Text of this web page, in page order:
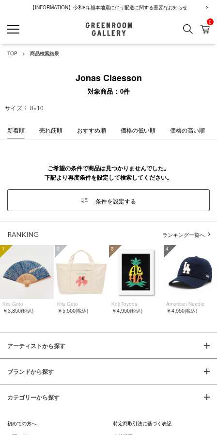
【INFORMATION】令和8年熊本地震に伴う配送に関する重要なお知らせ
検索 カ
0
TOP 商品検索結果
Jonas Claesson
対象商品 0件
サイズ 8×10
新着順 売れ筋順 おすすめ順 価格の低い順 価格の高い順
ご希望の条件で商品は見つかりませんでした。
下記より再度条件を設定して検索してください。
条件を設定する
RANKING ランキング一覧へ
1
Kris Goto
￥3,850(税込)
2
Kris Goto
￥5,500(税込)
3
Koji Toyoda
￥4,950(税込)
4
American Needle
￥4,950(税込)
アーティストから探す
ブランドから探す
カテゴリーから探す
初めての方へ
特定商取引法に基づく表記